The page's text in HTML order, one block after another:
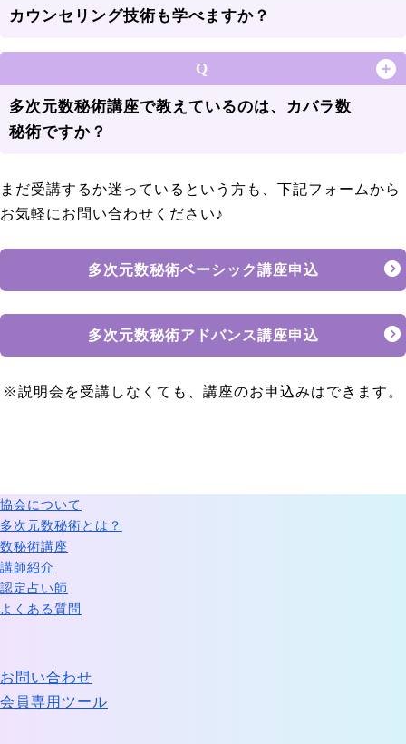
カウンセリング技術も学べますか？
Q
多次元数秘術講座で教えているのは、カバラ数
秘術ですか？
まだ受講するか迷っているという方も、下記フォームから
お気軽にお問い合わせください♪
多次元数秘術ベーシック講座申込
多次元数秘術アドバンス講座申込
※説明会を受講しなくても、講座のお申込みはできます。
協会について
多次元数秘術とは？
数秘術講座
講師紹介
認定占い師
よくある質問
お問い合わせ
会員専用ツール